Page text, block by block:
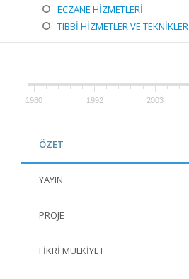
ECZANE HİZMETLERİ
TIBBİ HİZMETLER VE TEKNİKLER
1980 1992 2003
ÖZET
YAYIN
PROJE
FIKRI MÜLKIYET